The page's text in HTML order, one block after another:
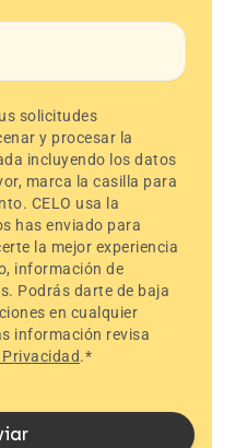
solicitudes
y procesar la
incluyendo los datos
marca la casilla para
CELO usa la
has enviado para
la mejor experiencia
información de
Podrás darte de baja
en cualquier
información revisa
.*